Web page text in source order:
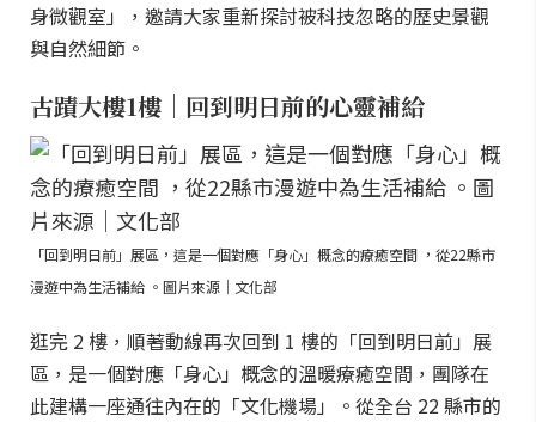
身微觀室」，邀請大家重新探討被科技忽略的歷史景觀
與自然細節。
古蹟大樓1樓｜回到明日前的心靈補給
「回到明日前」展區，這是一個對應「身心」概念的療癒空間 ，從22縣市
漫遊中為生活補給 。圖片來源｜文化部
逛完 2 樓，順著動線再次回到 1 樓的「回到明日前」展
區，是一個對應「身心」概念的溫暖療癒空間，團隊在
此建構一座通往內在的「文化機場」。從全台 22 縣市的